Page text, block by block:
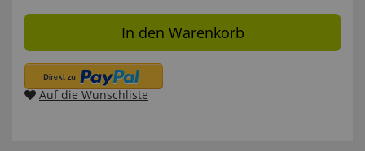
In den Warenkorb
Auf die Wunschliste